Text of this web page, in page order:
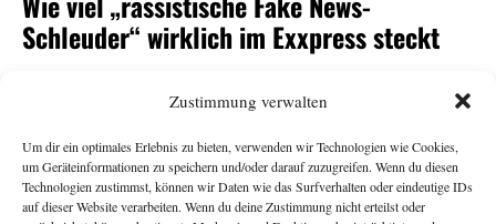
Zustimmung verwalten
Um dir ein optimales Erlebnis zu bieten, verwenden wir Technologien wie Cookies,
um Geräteinformationen zu speichern und/oder darauf zuzugreifen. Wenn du diesen
Technologien zustimmst, können wir Daten wie das Surfverhalten oder eindeutige IDs
auf dieser Website verarbeiten. Wenn du deine Zustimmung nicht erteilst oder
Schleuder“ wirklich im Exxpress steckt
11. Juni 2026
Exxpress-Herausgeberin Eva Schütz war eine von vielen
Überraschungskandidat:innen für denORF-
Generalsposten. Armin Wolf tat auf der Plattform Bluesky